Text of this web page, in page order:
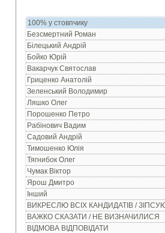
100% у стовпчику
Безсмертний Роман
Білецький Андрій
Бойко Юрій
Вакарчук Святослав
Гриценко Анатолій
Зеленський Володимир
Ляшко Олег
Порошенко Петро
Рабінович Вадим
Садовий Андрій
Тимошенко Юлія
Тягнибок Олег
Чумак Віктор
Ярош Дмитро
Інший
ВИКРЕСЛЮ ВСІХ КАНДИДАТІВ /
ВАЖКО СКАЗАТИ / НЕ ВИЗНАЧИЛИСЯ
ВІДМОВА ВІДПОВІДАТИ